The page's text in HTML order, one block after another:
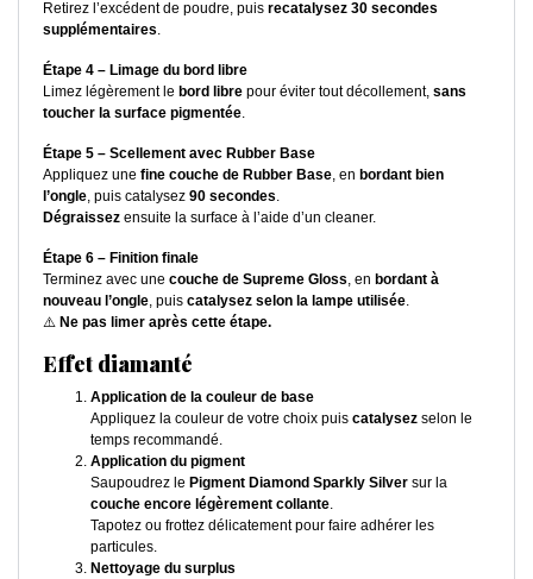
Retirez l’excédent de poudre, puis recatalysez 30 secondes
supplémentaires.
Étape 4 – Limage du bord libre
Limez légèrement le bord libre pour éviter tout décollement, sans
toucher la surface pigmentée.
Étape 5 – Scellement avec Rubber Base
Appliquez une fine couche de Rubber Base, en bordant bien
l’ongle, puis catalysez 90 secondes.
Dégraissez ensuite la surface à l’aide d’un cleaner.
Étape 6 – Finition finale
Terminez avec une couche de Supreme Gloss, en bordant à
nouveau l’ongle, puis catalysez selon la lampe utilisée.
⚠️ Ne pas limer après cette étape.
Effet diamanté
Application de la couleur de base
Appliquez la couleur de votre choix puis catalysez selon le
temps recommandé.
Application du pigment
Saupoudrez le Pigment Diamond Sparkly Silver sur la
couche encore légèrement collante.
Tapotez ou frottez délicatement pour faire adhérer les
particules.
Nettoyage du surplus